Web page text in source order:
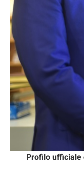
Profilo ufficiale